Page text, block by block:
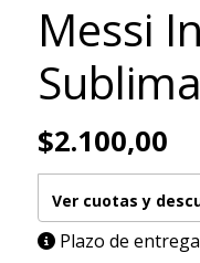
Messi
$2.100,00
Ver cuotas y
Plazo de